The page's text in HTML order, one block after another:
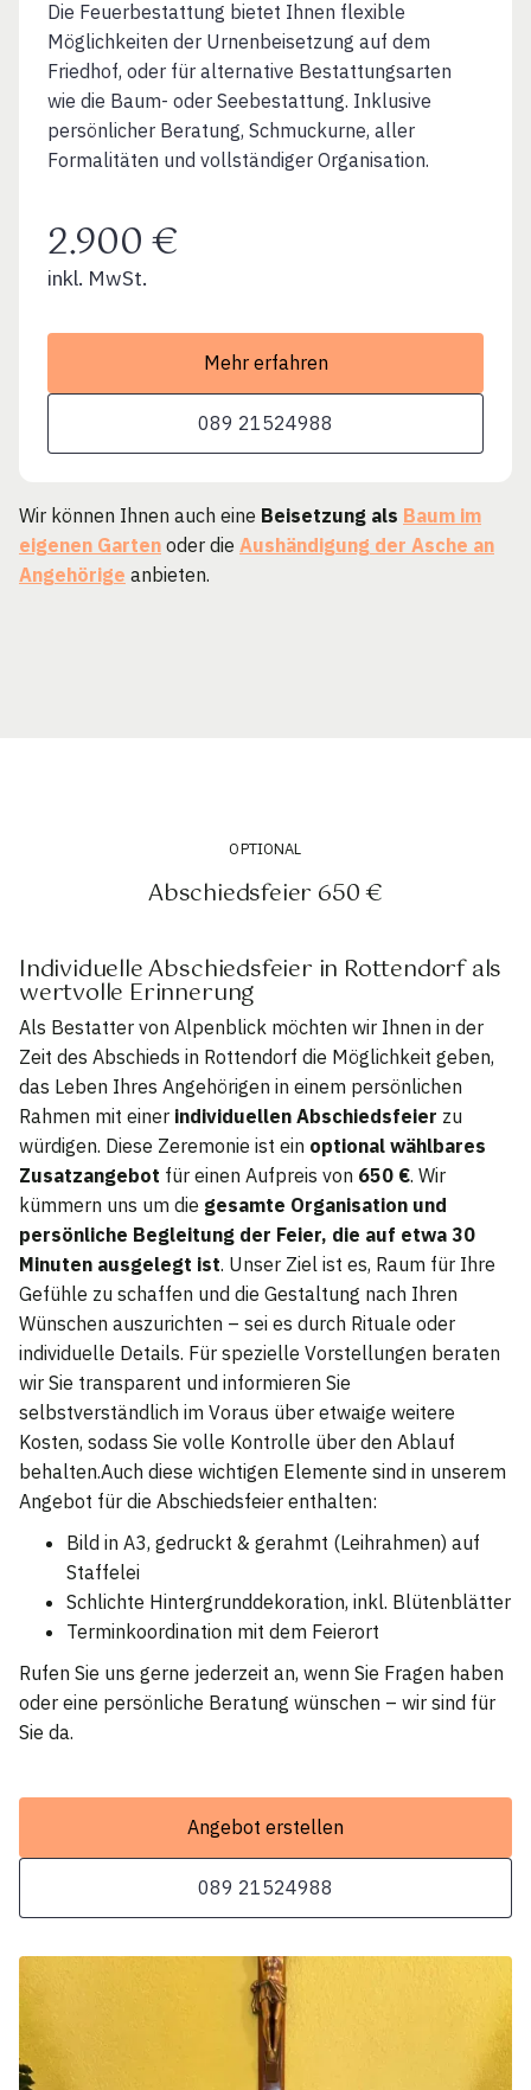
Die Feuerbestattung bietet Ihnen flexible
Möglichkeiten der Urnenbeisetzung auf dem
Friedhof, oder für alternative Bestattungsarten
wie die Baum- oder Seebestattung. Inklusive
persönlicher Beratung, Schmuckurne, aller
Formalitäten und vollständiger Organisation.
2.900 €
inkl. MwSt.
Mehr erfahren
089 21524988
Wir können Ihnen auch eine Beisetzung als Baum im
eigenen Garten oder die Aushändigung der Asche an
Angehörige anbieten.
OPTIONAL
Abschiedsfeier 650 €
Individuelle Abschiedsfeier in Rottendorf als
wertvolle Erinnerung
Als Bestatter von Alpenblick möchten wir Ihnen in der
Zeit des Abschieds in Rottendorf die Möglichkeit geben,
das Leben Ihres Angehörigen in einem persönlichen
Rahmen mit einer individuellen Abschiedsfeier zu
würdigen. Diese Zeremonie ist ein optional wählbares
Zusatzangebot für einen Aufpreis von 650 €. Wir
kümmern uns um die gesamte Organisation und
persönliche Begleitung der Feier, die auf etwa 30
Minuten ausgelegt ist. Unser Ziel ist es, Raum für Ihre
Gefühle zu schaffen und die Gestaltung nach Ihren
Wünschen auszurichten – sei es durch Rituale oder
individuelle Details. Für spezielle Vorstellungen beraten
wir Sie transparent und informieren Sie
selbstverständlich im Voraus über etwaige weitere
Kosten, sodass Sie volle Kontrolle über den Ablauf
behalten.Auch diese wichtigen Elemente sind in unserem
Angebot für die Abschiedsfeier enthalten:
Bild in A3, gedruckt & gerahmt (Leihrahmen) auf
Staffelei
Schlichte Hintergrunddekoration, inkl. Blütenblätter
Terminkoordination mit dem Feierort
Rufen Sie uns gerne jederzeit an, wenn Sie Fragen haben
oder eine persönliche Beratung wünschen – wir sind für
Sie da.
Angebot erstellen
089 21524988